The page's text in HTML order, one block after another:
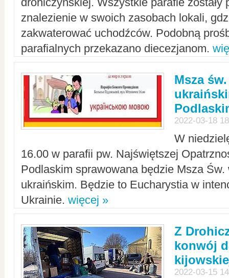
znalezienie w swoich zasobach lokali,
zakwaterować uchodźców. Podobną
parafialnych przekazano diecezjanom.
Msza
2022-03-18
W
16.00 w parafii pw. Najświętszej
Podlaskim sprawowana będzie Msza Św.
ukraińskim. Będzie to Eucharystia w
Ukrainie. więcej »
Z
konwój
2022-03-15